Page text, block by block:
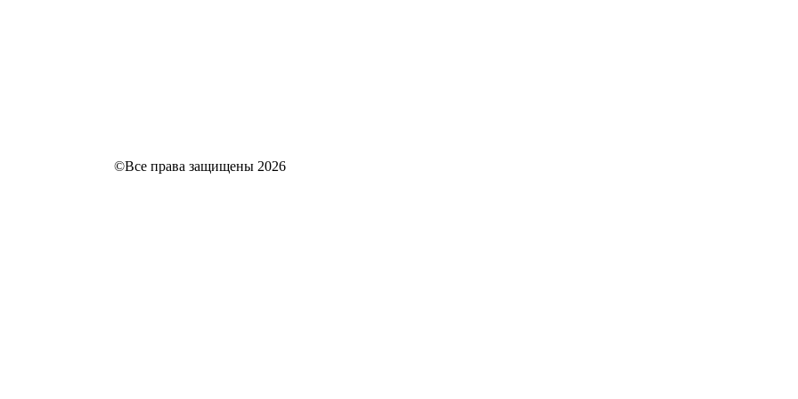
©Все права защищены 2026